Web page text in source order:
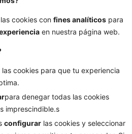
cookies con fines analíticos para
en nuestra página web.
las cookies para que tu experiencia
para denegar todas las cookies
imprescindible.s
configurar las cookies y seleccionar